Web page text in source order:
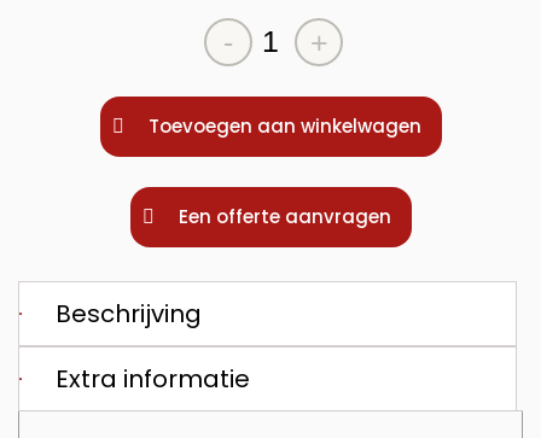
- AGV
DISPLAY
EVEN
aantal
+
Toevoegen aan winkelwagen
Een offerte aanvragen
Beschrijving
Extra informatie